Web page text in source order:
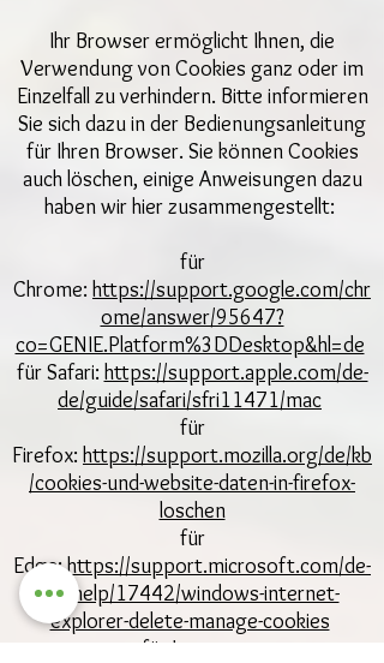
Ihr Browser ermöglicht Ihnen, die
Verwendung von Cookies ganz oder im
Einzelfall zu verhindern. Bitte informieren
Sie sich dazu in der Bedienungsanleitung
für Ihren Browser. Sie können Cookies
auch löschen, einige Anweisungen dazu
haben wir hier zusammengestellt:
für
Chrome: https://support.google.com/chr
ome/answer/95647?
co=GENIE.Platform%3DDesktop&hl=de
für Safari: https://support.apple.com/de-
de/guide/safari/sfri11471/mac
für
Firefox: https://support.mozilla.org/de/kb
/cookies-und-website-daten-in-firefox-
loschen
für
Edge:https://support.microsoft.com/de-
de/help/17442/windows-internet-
explorer-delete-manage-cookies
für Internet